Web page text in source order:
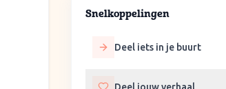
Snelkoppelingen
Deel iets in je buurt